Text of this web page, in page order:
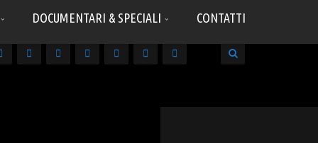
DOCUMENTARI & SPECIALI CONTATTI